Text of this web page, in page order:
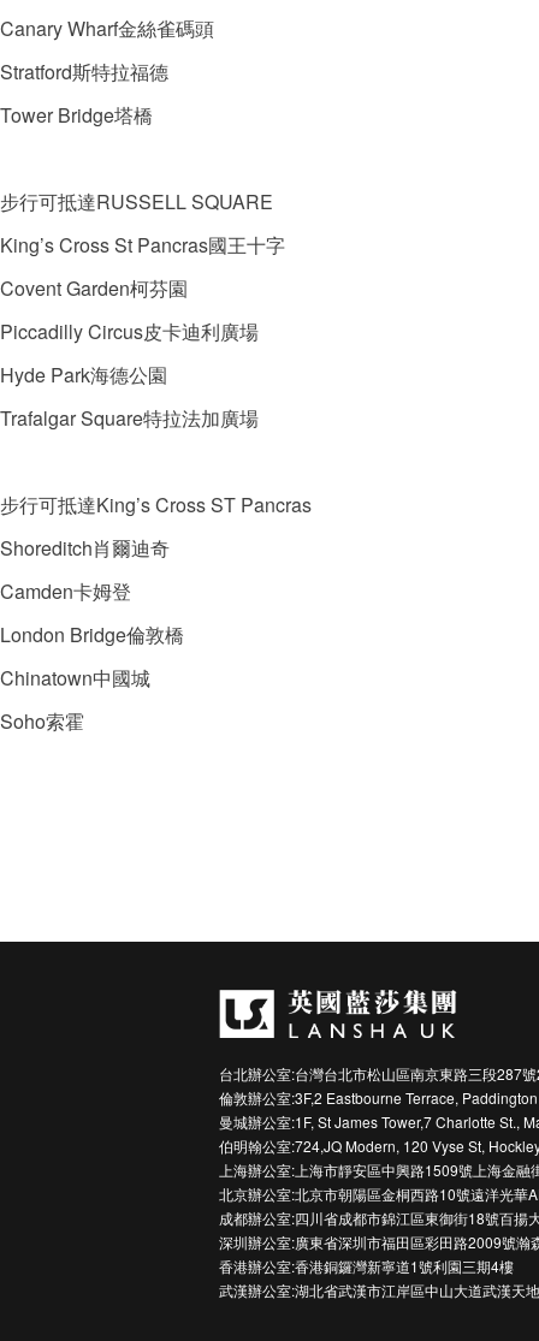
Canary Wharf金絲雀碼頭
Stratford斯特拉福德
Tower Bridge塔橋
步行可抵達RUSSELL SQUARE
King’s Cross St Pancras國王十字
Covent Garden柯芬園
Piccadilly Circus皮卡迪利廣場
Hyde Park海德公園
Trafalgar Square特拉法加廣場
步行可抵達King’s Cross ST Pancras
Shoreditch肖爾迪奇
Camden卡姆登
London Bridge倫敦橋
Chinatown中國城
Soho索霍
台北辦公室:台灣台北市松山區南京東路三段287
倫敦辦公室:3F,2 Eastbourne Terrace,
曼城辦公室:1F, St James Tower,7 Charlotte St.,
伯明翰公室:724,JQ Modern, 120 Vyse St,
上海辦公室:上海市靜安區中興路1509號上海金融
北京辦公室:北京市朝陽區金桐西路10號遠洋光華
成都辦公室:四川省成都市錦江區東御街18號百揚
深圳辦公室:廣東省深圳市福田區彩田路2009號瀚
香港辦公室:香港銅鑼灣新寧道1號利園三期4樓
武漢辦公室:湖北省武漢市江岸區中山大道武漢天